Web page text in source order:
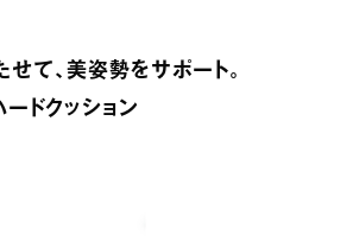
て、美姿勢をサポート。
ードクッション